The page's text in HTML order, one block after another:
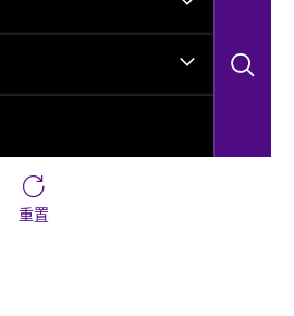
手国内优秀青年舞蹈艺术家共同
重置